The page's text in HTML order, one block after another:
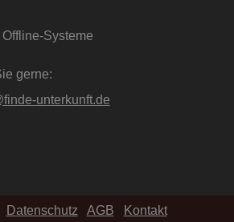
Systeme
gerne:
unterkunft.de
Datenschutz AGB Kontakt